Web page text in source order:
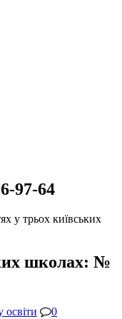
97-64
у трьох київських
школах: №
освіти
0